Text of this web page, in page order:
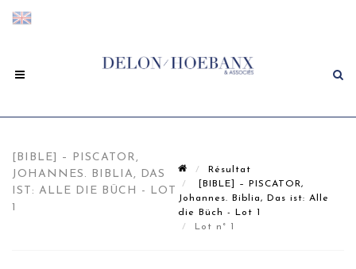
[BIBLE] – PISCATOR,
JOHANNES. BIBLIA, DAS
IST: ALLE DIE BÜCH - LOT
1
Résultat
[BIBLE] – PISCATOR,
Johannes. Biblia, Das ist: Alle
die Büch - Lot 1
Lot n° 1